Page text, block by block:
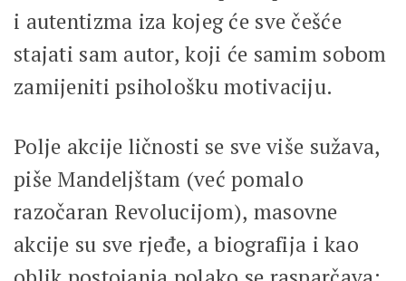
i autentizma iza kojeg će sve češće
stajati sam autor, koji će samim sobom
zamijeniti psihološku motivaciju.
Polje akcije ličnosti se sve više sužava,
piše Mandeljštam (već pomalo
razočaran Revolucijom), masovne
akcije su sve rjeđe, a biografija i kao